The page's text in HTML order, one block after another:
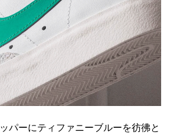
パーにティファニーブルーを彷彿と